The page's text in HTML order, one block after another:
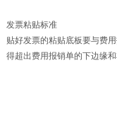
发票粘贴标准
贴好发票的粘贴底板要与费
得超出费用报销单的下边缘